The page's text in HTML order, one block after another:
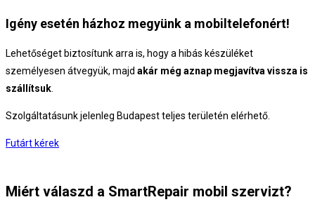
Igény esetén házhoz megyünk a mobiltelefonért!
Lehetőséget biztosítunk arra is, hogy a hibás készüléket
személyesen átvegyük, majd akár még aznap megjavítva vissza is
szállítsuk.
Szolgáltatásunk jelenleg Budapest teljes területén elérhető.
Futárt kérek
Miért válaszd a SmartRepair mobil szervizt?